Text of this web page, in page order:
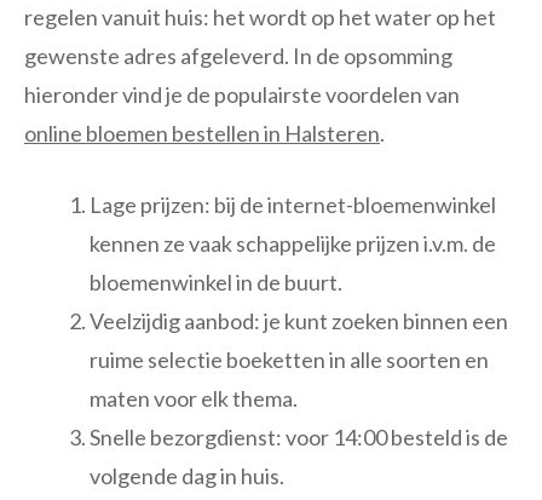
regelen vanuit huis: het wordt op het water op het
gewenste adres afgeleverd. In de opsomming
hieronder vind je de populairste voordelen van
online bloemen bestellen in Halsteren.
Lage prijzen: bij de internet-bloemenwinkel
kennen ze vaak schappelijke prijzen i.v.m. de
bloemenwinkel in de buurt.
Veelzijdig aanbod: je kunt zoeken binnen een
ruime selectie boeketten in alle soorten en
maten voor elk thema.
Snelle bezorgdienst: voor 14:00 besteld is de
volgende dag in huis.